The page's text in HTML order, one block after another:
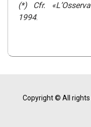
(*) Cfr.
1994.
Copyright © All rights